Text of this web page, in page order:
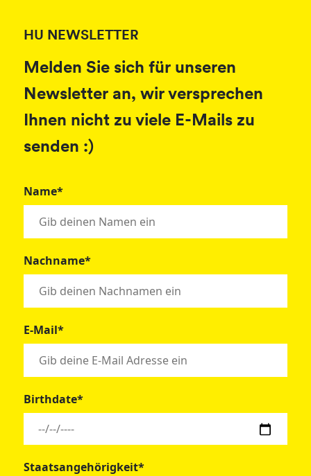
HU NEWSLETTER
Melden Sie sich für unseren
Newsletter an, wir versprechen
Ihnen nicht zu viele E-Mails zu
senden :)
Name*
Nachname*
E-Mail*
Birthdate*
Staatsangehörigkeit*